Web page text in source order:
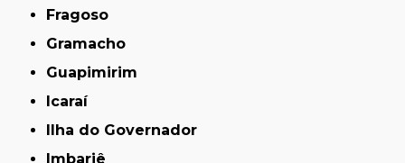
Fragoso
Gramacho
Guapimirim
Icaraí
Ilha do Governador
Imbariê